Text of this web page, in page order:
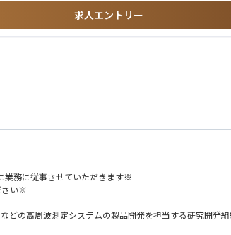
マネジメントなど幅広いキャリアを選択可能
番導入・定着支援までを一気通貫で担うポジションです。
ソリューションを構築していきます。さらに、個別案
使われ続ける仕組みにするポジションです。
求人エントリー
業務に従事させていただきます※
さい※
の高周波測定システムの製品開発を担当する研究開発組
ます。